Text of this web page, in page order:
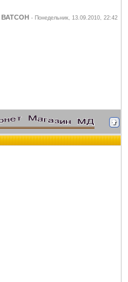
ВАТСОН - Понедельник, 13.09.2010, 22:42